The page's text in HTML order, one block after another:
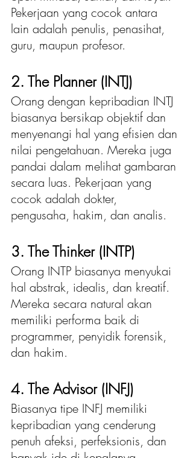
Pekerjaan yang cocok antara
lain adalah penulis, penasihat,
guru, maupun profesor.
2. The Planner (INTJ)
Orang dengan kepribadian INTJ
biasanya bersikap objektif dan
menyenangi hal yang efisien dan
nilai pengetahuan. Mereka juga
pandai dalam melihat gambaran
secara luas. Pekerjaan yang
cocok adalah dokter,
pengusaha, hakim, dan analis.
3. The Thinker (INTP)
Orang INTP biasanya menyukai
hal abstrak, idealis, dan kreatif.
Mereka secara natural akan
memiliki performa baik di
programmer, penyidik forensik,
dan hakim.
4. The Advisor (INFJ)
Biasanya tipe INFJ memiliki
kepribadian yang cenderung
penuh afeksi, perfeksionis, dan